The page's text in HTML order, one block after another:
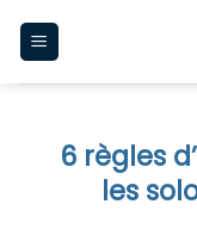
6 règles
les